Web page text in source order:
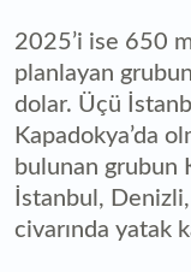
2025’i ise 650
planlayan
dolar. Üçü
Kapadokya’da
bulunan grubun
İstanbul, Denizli,
civarında yatak